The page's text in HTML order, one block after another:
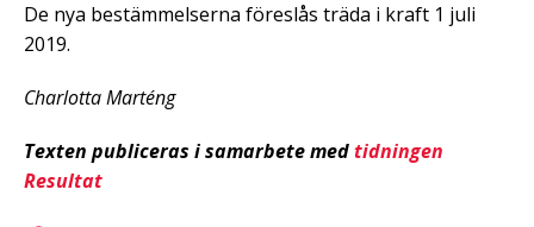
De nya bestämmelserna föreslås träda i kraft 1 juli
2019.
Charlotta Marténg
Texten publiceras i samarbete medtidningen
Resultat